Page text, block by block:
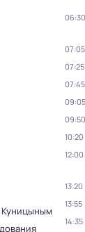
Куницыным
06:30
07:05
07:25
07:45
09:05
09:50
10:20
12:00
13:20
13:55
14:35